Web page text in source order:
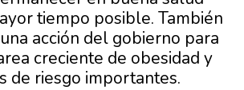
tiempo posible. También
acción del gobierno para
creciente de obesidad y
de riesgo importantes.